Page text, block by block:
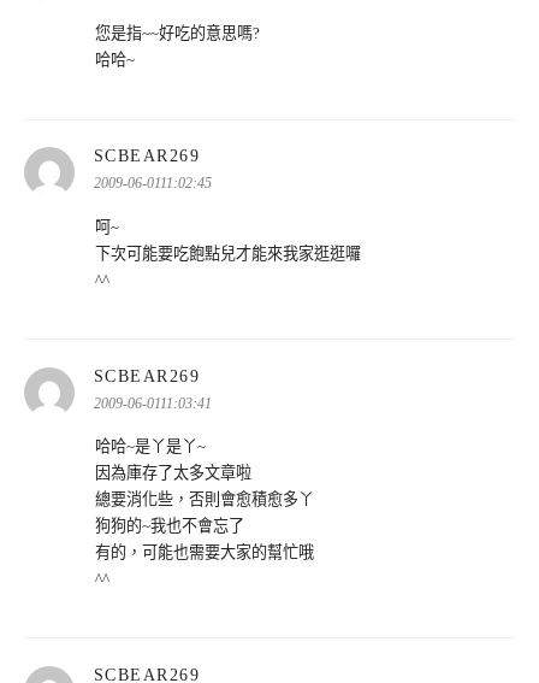
您是指~~好吃的意思嗎?
哈哈~
SCBEAR269
示:
2009-06-0111:02:45
呵~
下次可能要吃飽點兒才能來我家逛逛囉
^^
SCBEAR269
示:
2009-06-0111:03:41
哈哈~是丫是丫~
因為庫存了太多文章啦
總要消化些，否則會愈積愈多丫
狗狗的~我也不會忘了
有的，可能也需要大家的幫忙哦
^^
SCBEAR269